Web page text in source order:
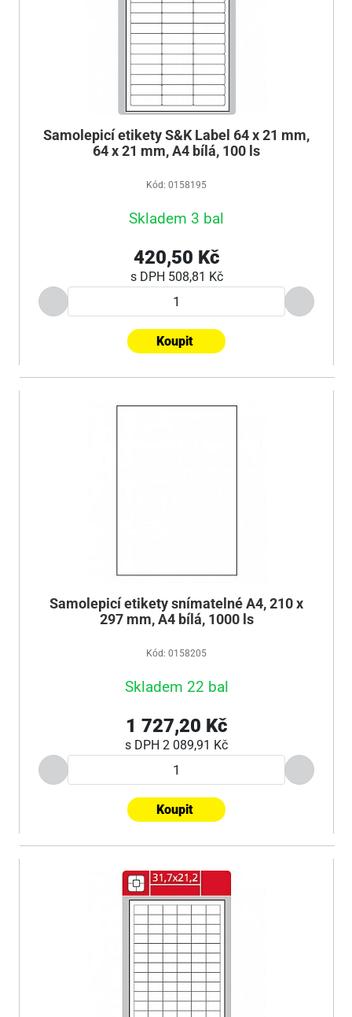
Samolepicí etikety S&K Label 64 x 21 mm,
64 x 21 mm, A4 bílá, 100 ls
Kód: 0158195
Skladem 3 bal
420,50 Kč
s DPH 508,81 Kč
Koupit
Samolepicí etikety snímatelné A4, 210 x
297 mm, A4 bílá, 1000 ls
Kód: 0158205
Skladem 22 bal
1 727,20 Kč
s DPH 2 089,91 Kč
Koupit